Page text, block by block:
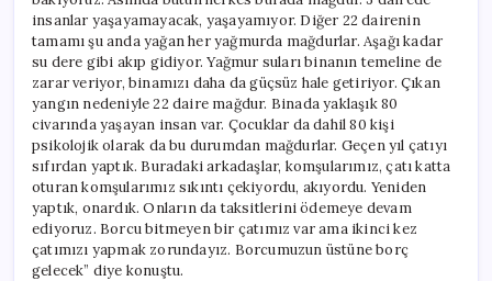
insanlar yaşayamayacak, yaşayamıyor. Diğer 22 dairenin
tamamı şu anda yağan her yağmurda mağdurlar. Aşağı kadar
su dere gibi akıp gidiyor. Yağmur suları binanın temeline de
zarar veriyor, binamızı daha da güçsüz hale getiriyor. Çıkan
yangın nedeniyle 22 daire mağdur. Binada yaklaşık 80
civarında yaşayan insan var. Çocuklar da dahil 80 kişi
psikolojik olarak da bu durumdan mağdurlar. Geçen yıl çatıyı
sıfırdan yaptık. Buradaki arkadaşlar, komşularımız, çatı katta
oturan komşularımız sıkıntı çekiyordu, akıyordu. Yeniden
yaptık, onardık. Onların da taksitlerini ödemeye devam
ediyoruz. Borcu bitmeyen bir çatımız var ama ikinci kez
çatımızı yapmak zorundayız. Borcumuzun üstüne borç
gelecek” diye konuştu.